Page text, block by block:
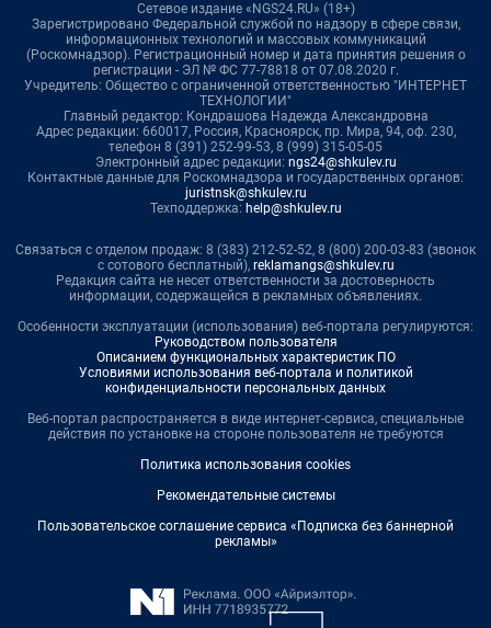
Сетевое издание «NGS24.RU» (18+)
Зарегистрировано Федеральной службой по надзору в сфере связи,
информационных технологий и массовых коммуникаций
(Роскомнадзор). Регистрационный номер и дата принятия решения о
регистрации - ЭЛ № ФС 77-78818 от 07.08.2020 г.
Учредитель: Общество с ограниченной ответственностью "ИНТЕРНЕТ
ТЕХНОЛОГИИ"
Главный редактор: Кондрашова Надежда Александровна
Адрес редакции: 660017, Россия, Красноярск, пр. Мира, 94, оф. 230,
телефон 8 (391) 252-99-53, 8 (999) 315-05-05
Электронный адрес редакции: ngs24@shkulev.ru
Контактные данные для Роскомнадзора и государственных органов:
juristnsk@shkulev.ru
Техподдержка: help@shkulev.ru
Связаться с отделом продаж: 8 (383) 212-52-52, 8 (800) 200-03-83 (звонок
с сотового бесплатный), reklamangs@shkulev.ru
Редакция сайта не несет ответственности за достоверность
информации, содержащейся в рекламных объявлениях.
Особенности эксплуатации (использования) веб-портала регулируются:
Руководством пользователя
Описанием функциональных характеристик ПО
Условиями использования веб-портала и политикой
конфиденциальности персональных данных
Веб-портал распространяется в виде интернет-сервиса, специальные
действия по установке на стороне пользователя не требуются
Политика использования cookies
Рекомендательные системы
Пользовательское соглашение сервиса «Подписка без баннерной
рекламы»